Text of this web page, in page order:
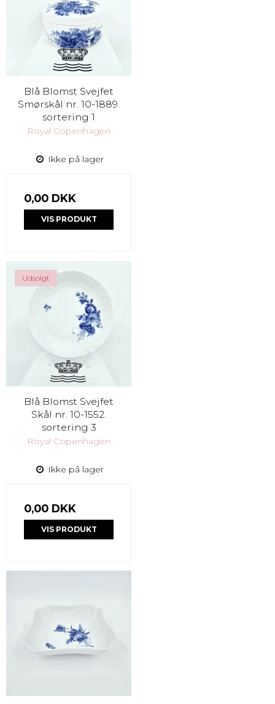
Blå Blomst Svejfet
Smørskål nr. 10-1889.
sortering 1
Royal Copenhagen
Ikke på lager
0,00 DKK
VIS PRODUKT
Udsolgt
Blå Blomst Svejfet
Skål nr. 10-1552.
sortering 3
Royal Copenhagen
Ikke på lager
0,00 DKK
VIS PRODUKT